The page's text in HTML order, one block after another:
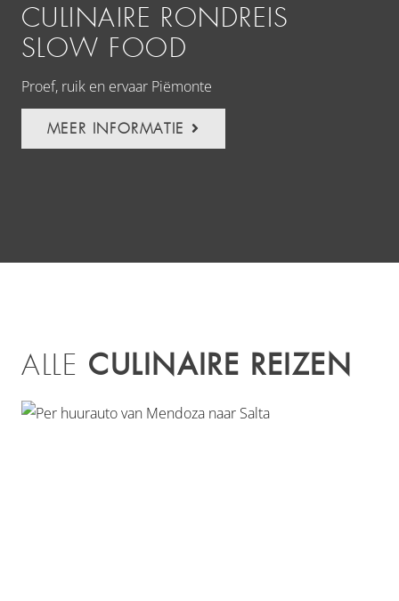
CULINAIRE RONDREIS
SLOW FOOD
Proef, ruik en ervaar Piëmonte
MEER INFORMATIE
ALLE CULINAIRE REIZEN